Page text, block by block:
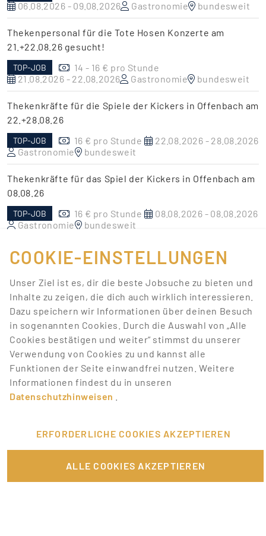
06.08.2026 - 09.08.2026
Gastronomie bundesweit
Thekenpersonal für die Tote Hosen Konzerte am
21.+22.08.26 gesucht!
TOP-JOB
14 - 16 € pro Stunde
21.08.2026 - 22.08.2026
Gastronomie bundesweit
Thekenkräfte für die Spiele der Kickers in Offenbach am
22.+28.08.26
TOP-JOB 16 € pro Stunde
22.08.2026 - 28.08.2026
Gastronomie
bundesweit
Thekenkräfte für das Spiel der Kickers in Offenbach am
08.08.26
TOP-JOB 16 € pro Stunde
08.08.2026 - 08.08.2026
Gastronomie
bundesweit
deiner Suche mit Job-Alerts
automatisch informieren!
JOB-ALERT ERSTELLEN
FÜR JOBANBIETER
COOKIE-EINSTELLUNGEN
Unser Ziel ist es, dir die beste Jobsuche zu bieten und
Inhalte zu zeigen, die dich auch wirklich interessieren.
Dazu speichern wir Informationen über deinen Besuch
in sogenannten Cookies. Durch die Auswahl von „Alle
Cookies bestätigen und weiter“ stimmst du unserer
Verwendung von Cookies zu und kannst alle
Funktionen der Seite einwandfrei nutzen. Weitere
Informationen findest du in unseren
Datenschutzhinweisen
ERFORDERLICHE COOKIES AKZEPTIEREN
ALLE COOKIES AKZEPTIEREN